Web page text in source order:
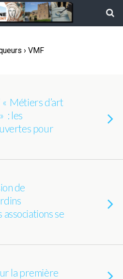
› VMF
Métiers d’art
: les
pour
de
se
la première